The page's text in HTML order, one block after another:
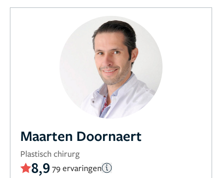
Maarten Doornaert
Plastisch chirurg
8,9 79 ervaringen